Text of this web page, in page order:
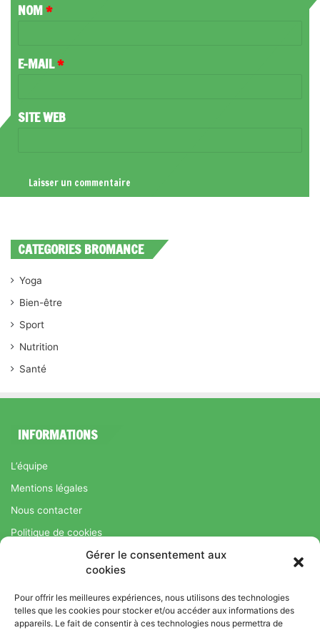
Gérer le consentement aux
cookies
Pour offrir les meilleures expériences, nous utilisons des technologies
telles que les cookies pour stocker et/ou accéder aux informations des
appareils. Le fait de consentir à ces technologies nous permettra de
A
R
NOM*
E-MAIL*
SITE WEB
CATEGORIES BROMANCE
Yoga
Bien-être
Sport
Nutrition
Santé
INFORMATIONS
L’équipe
Mentions légales
Nous contacter
Politique de cookies
Régime Savoir Maigrir.fr : La méthode Jean-Michel Cohen pour
une perte de poids durable